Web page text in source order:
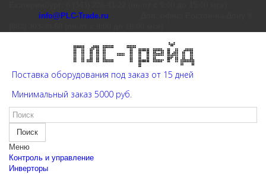
info@PLC-Trade.ru
Поставка оборудования под заказ от 15 дней
Минимальный заказ 5000 руб.
Поиск
Меню
Контроль и управление
Инверторы